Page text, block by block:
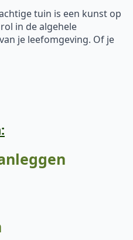
tuin is een kunst op
in de algehele
je leefomgeving. Of je